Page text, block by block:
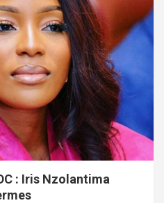
: Iris Nzolantima